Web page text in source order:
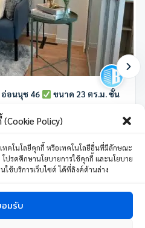
(Cookie Policy)
นเทคโนโลยีคุกกี้ หรือเทคโนโลยีอื่นที่มีลักษณะ
ปรดศึกษานโยบายการใช้คุกกี้ และนโยบาย
ช้บริการเว็บไซต์ ได้ที่ลิงค์ด้านล่าง
มรับ
อนนุช 46
ขนาด 23 ตร.ม. ชั้น
แขวงสวนหลวง เขตสวนหลวง
1 ที่จอดรถ 23 ตร.ม.